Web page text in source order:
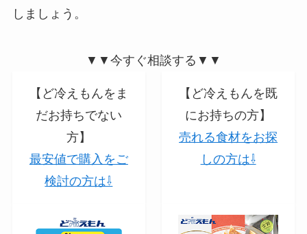
しましょう。
▼▼今すぐ相談する▼▼
【ど冷えもんをま
だお持ちでない
方】
最安値で購入をご
検討の方は⇩
【ど冷えもんを既
にお持ちの方】
売れる食材をお探
しの方は⇩